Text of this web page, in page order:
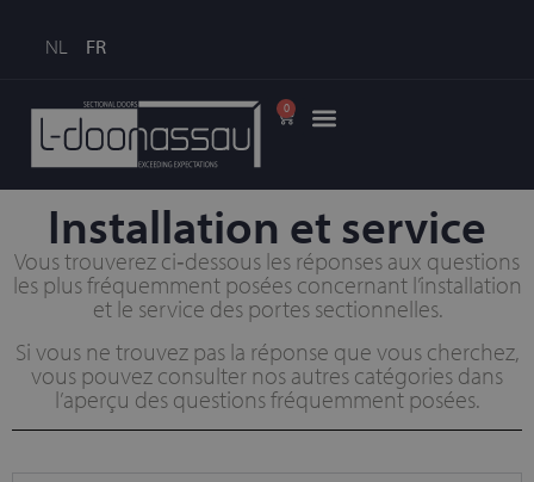
NL FR
0
Installation et service
Vous trouverez ci‑dessous les réponses aux questions
les plus fréquemment posées concernant l’installation
et le service des portes sectionnelles.
Si vous ne trouvez pas la réponse que vous cherchez,
vous pouvez consulter nos autres catégories dans
l’aperçu des questions fréquemment posées.